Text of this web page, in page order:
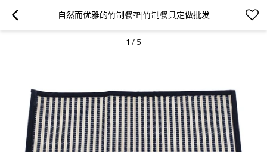
自然而优雅的竹制餐垫|竹制餐具定做批发
1 / 5